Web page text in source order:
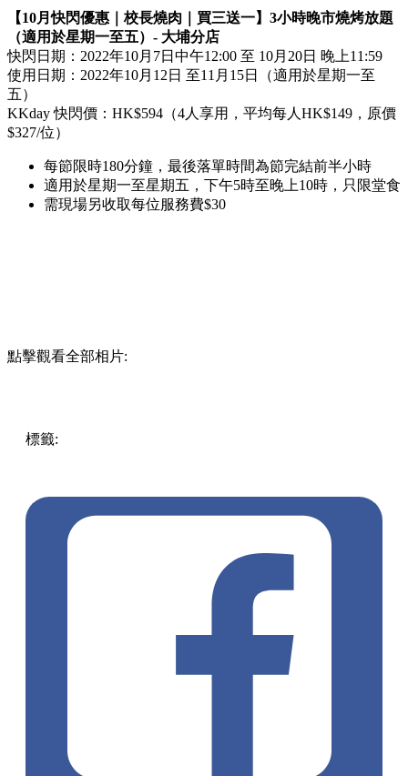
【10月快閃優惠｜校長燒肉｜買三送一】3小時晚市燒烤放題
（適用於星期一至五）- 大埔分店
快閃日期：2022年10月7日中午12:00 至 10月20日 晚上11:59
使用日期：2022年10月12日 至11月15日（適用於星期一至
五）
KKday 快閃價：HK$594（4人享用，平均每人HK$149，原價
$327/位）
每節限時180分鐘，最後落單時間為節完結前半小時
適用於星期一至星期五，下午5時至晚上10時，只限堂食
需現場另收取每位服務費$30
點擊觀看全部相片:
標籤: